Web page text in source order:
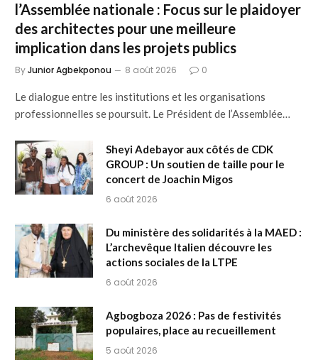
l’Assemblée nationale : Focus sur le plaidoyer
des architectes pour une meilleure
implication dans les projets publics
ByJunior Agbekponou 8 août 2026 0
Le dialogue entre les institutions et les organisations
professionnelles se poursuit. Le Président de l’Assemblée…
Sheyi Adebayor aux côtés de CDK
GROUP : Un soutien de taille pour le
concert de Joachin Migos
6 août 2026
Du ministère des solidarités à la MAED :
L’archevêque Italien découvre les
actions sociales de la LTPE
6 août 2026
Agbogboza 2026 : Pas de festivités
populaires, place au recueillement
5 août 2026